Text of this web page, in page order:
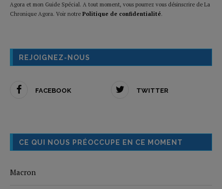
Agora et mon Guide Spécial. A tout moment, vous pourrez vous désinscrire de La
Chronique Agora. Voir notre Politique de confidentialité.
REJOIGNEZ-NOUS
FACEBOOK TWITTER
CE QUI NOUS PRÉOCCUPE EN CE MOMENT
Macron